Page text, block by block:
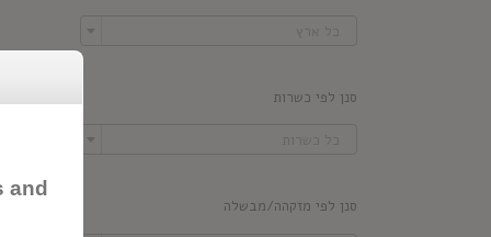
סנן לפי כשרות
סנן לפי מזקהה/מבשלה
and